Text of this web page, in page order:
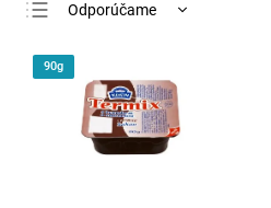
Odporúčame
Najdrahšie
Najpredávanejšie
Abecedne
90g